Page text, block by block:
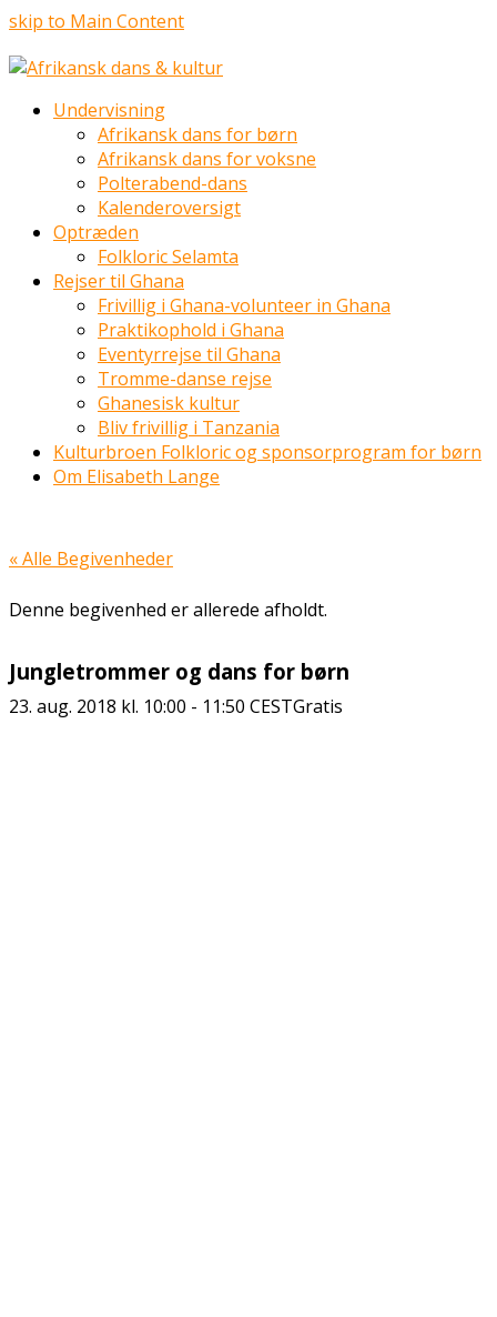
skip to Main Content
Undervisning
Afrikansk dans for børn
Afrikansk dans for voksne
Polterabend-dans
Kalenderoversigt
Optræden
Folkloric Selamta
Rejser til Ghana
Frivillig i Ghana-volunteer in Ghana
Praktikophold i Ghana
Eventyrrejse til Ghana
Tromme-danse rejse
Ghanesisk kultur
Bliv frivillig i Tanzania
Kulturbroen Folkloric og sponsorprogram for børn
Om Elisabeth Lange
« Alle Begivenheder
Denne begivenhed er allerede afholdt.
Jungletrommer og dans for børn
23. aug. 2018 kl. 10:00 - 11:50 CESTGratis